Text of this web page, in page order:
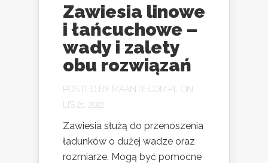
Zawiesia linowe
i łańcuchowe –
wady i zalety
obu rozwiązań
POSTED BY MAANTE.COM.PL
ON
LIS 21, 2022
Zawiesia służą do przenoszenia
ładunków o dużej wadze oraz
rozmiarze. Mogą być pomocne